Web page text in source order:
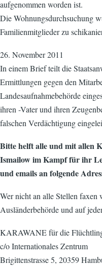
aufgenommen worden ist.
Die Wohnungsdurchsuchung
Familienmitglieder zu
26. November 2011
In einem Brief teilt die
Ermittlungen gegen den
Landesaufnahmebehörde
ihren -Vater und ihren
falschen Verdächtigung
Bitte helft alle und mit allen
Ismailow im Kampf für ihr
und emails an folgende
Wer nicht an alle Stellen faxen
Ausländerbehörde und auf
KARAWANE für die
c/o Internationales Zentrum
Brigittenstrasse 5, 20359